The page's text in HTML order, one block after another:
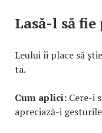
Lasă-l să
Leului îi place să
ta.
Cum aplici: Cere-i
apreciază-i